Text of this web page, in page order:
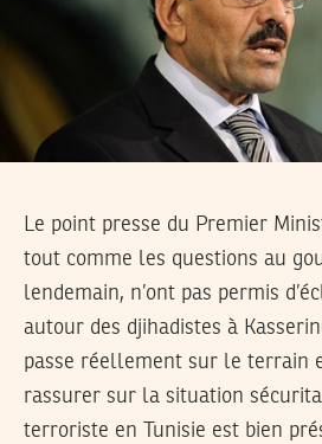
Le point presse du Premier
tout comme les questions au
lendemain, n’ont pas permis
autour des djihadistes à
passe réellement sur le terrain
rassurer sur la situation
terroriste en Tunisie est bien